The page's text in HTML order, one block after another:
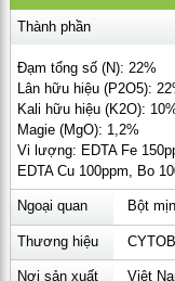
dùng trong hệ
suốt quá trình sinh
xanh lá, mập cọng,
1. THÀNH
10+MgO+TE
Đạm tổng số (N)
- Đạm nitrat (N-
- Đạm amoni (N-
- Đạm ure (N-NH2-)
Thành phần
Đạm tổng số (N): 22%
Lân hữu hiệu (P2O5):
Kali hữu hiệu (K2O):
Magie (MgO): 1,2%
Vi lượng: EDTA Fe
Ngoại quan Bột
Thương hiệu
Nơi sản xuất Việt